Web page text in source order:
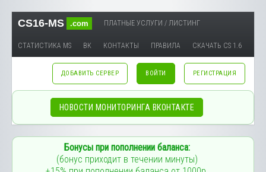
CS16-MS .com ПЛАТНЫЕ УСЛУГИ / ЛИСТИНГ
СТАТИСТИКА MS ВК КОНТАКТЫ ПРАВИЛА СКАЧАТЬ CS 1.6
ДОБАВИТЬ СЕРВЕР ВОЙТИ РЕГИСТРАЦИЯ
НОВОСТИ МОНИТОРИНГА ВКОНТАКТЕ
Бонусы при пополнении баланса:
(бонус приходит в течении минуты)